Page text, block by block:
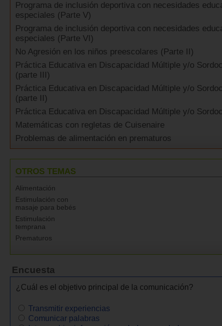
Programa de inclusión deportiva con necesidades
especiales (Parte V)
Programa de inclusión deportiva con necesidades
especiales (Parte VI)
No Agresión en los niños preescolares (Parte II)
Práctica Educativa en Discapacidad Múltiple y/o
(parte III)
Práctica Educativa en Discapacidad Múltiple y/o
(parte II)
Práctica Educativa en Discapacidad Múltiple y/o
Matemáticas con regletas de Cuisenaire
Problemas de alimentación en prematuros
OTROS TEMAS
Alimentación
Estimulación con
masaje para bebés
Estimulación
temprana
Prematuros
Encuesta
¿Cuál es el objetivo principal de la comunicación?
Transmitir experiencias
Comunicar palabras